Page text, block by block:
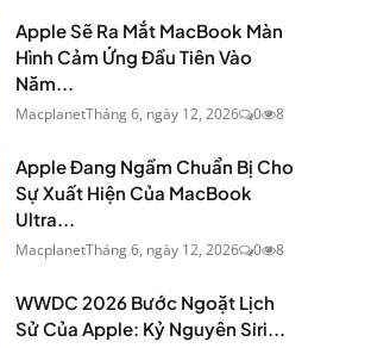
Apple Sẽ Ra Mắt MacBook Màn
Hình Cảm Ứng Đầu Tiên Vào
Năm...
MacplanetTháng 6, ngày 12, 2026 0 8
Apple Đang Ngầm Chuẩn Bị Cho
Sự Xuất Hiện Của MacBook
Ultra...
MacplanetTháng 6, ngày 12, 2026 0 8
WWDC 2026 Bước Ngoặt Lịch
Sử Của Apple: Kỷ Nguyên Siri...